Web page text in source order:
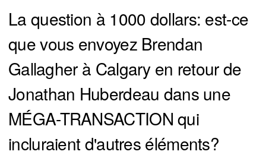
La question à 1000 dollars: est-ce
que vous envoyez Brendan
Gallagher à Calgary en retour de
Jonathan Huberdeau dans une
MÉGA-TRANSACTION qui
incluraient d'autres éléments?